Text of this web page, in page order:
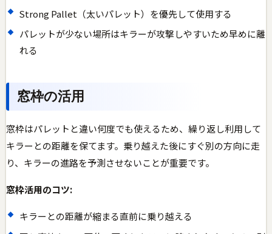
Strong Pallet（太いパレット）を優先して使用する
パレットが少ない場所はキラーが攻撃しやすいため早めに離
れる
窓枠の活用
窓枠はパレットと違い何度でも使えるため、繰り返し利用して
キラーとの距離を保てます。乗り越えた後にすぐ別の方向に走
り、キラーの進路を予測させないことが重要です。
窓枠活用のコツ:
キラーとの距離が縮まる直前に乗り越える